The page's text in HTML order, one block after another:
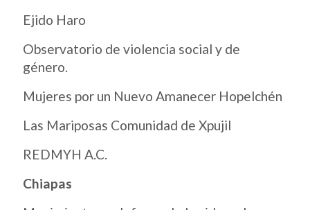
Ejido Haro
Observatorio de violencia social y de
género.
Mujeres por un Nuevo Amanecer Hopelchén
Las Mariposas Comunidad de Xpujil
REDMYH A.C.
Chiapas